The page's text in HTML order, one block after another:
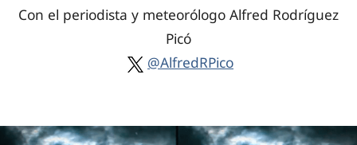
Con el periodista y meteorólogo Alfred Rodríguez
Picó
@AlfredRPico